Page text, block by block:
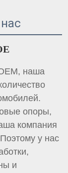
наша
компания
у нас
и